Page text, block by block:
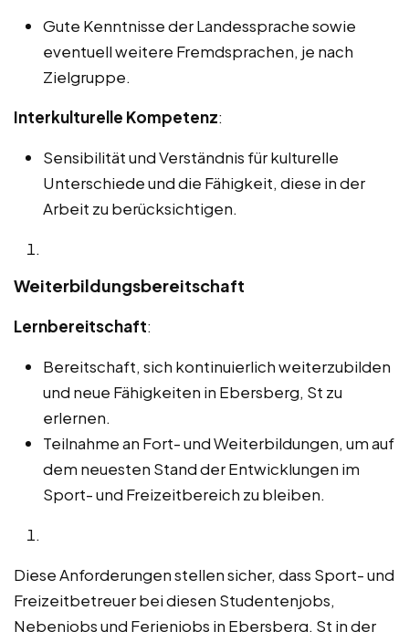
Gute Kenntnisse der Landessprache sowie
eventuell weitere Fremdsprachen, je nach
Zielgruppe.
Interkulturelle Kompetenz:
Sensibilität und Verständnis für kulturelle
Unterschiede und die Fähigkeit, diese in der
Arbeit zu berücksichtigen.
Weiterbildungsbereitschaft
Lernbereitschaft:
Bereitschaft, sich kontinuierlich weiterzubilden
und neue Fähigkeiten in Ebersberg, St zu
erlernen.
Teilnahme an Fort- und Weiterbildungen, um auf
dem neuesten Stand der Entwicklungen im
Sport- und Freizeitbereich zu bleiben.
Diese Anforderungen stellen sicher, dass Sport- und
Freizeitbetreuer bei diesen Studentenjobs,
Nebenjobs und Ferienjobs in Ebersberg, St in der